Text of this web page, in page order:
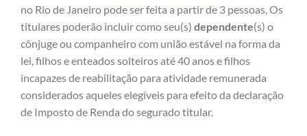
no Rio de Janeiro pode ser feita a partir de 3 pessoas, Os
titulares poderão incluir como seu(s) dependente(s) o
cônjuge ou companheiro com união estável na forma da
lei, filhos e enteados solteiros até 40 anos e filhos
incapazes de reabilitação para atividade remunerada
considerados aqueles elegíveis para efeito da declaração
de Imposto de Renda do segurado titular.